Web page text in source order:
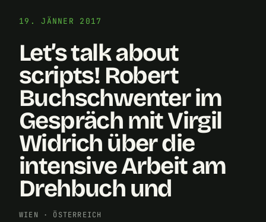
19. JÄNNER 2017
Let’s talk about
scripts! Robert
Buchschwenter im
Gespräch mit Virgil
Widrich über die
intensive Arbeit am
Drehbuch und
WIEN · ÖSTERREICH